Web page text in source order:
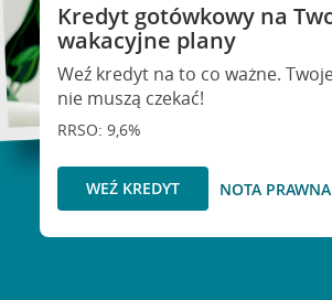
Kredyt gotówkowy na
wakacyjne plany
Weź kredyt na to co ważne.
nie muszą czekać!
RRSO: 9,6%
WEŹ KREDYT NOTA PRAWNA